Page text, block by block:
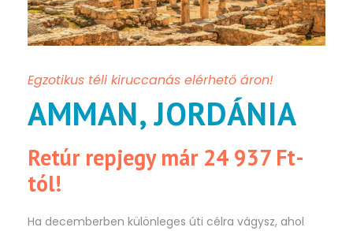
Egzotikus téli kiruccanás elérhető áron!
AMMAN, JORDÁNIA
Retúr repjegy már 24 937 Ft-
tól!
Ha decemberben különleges úti célra vágysz, ahol